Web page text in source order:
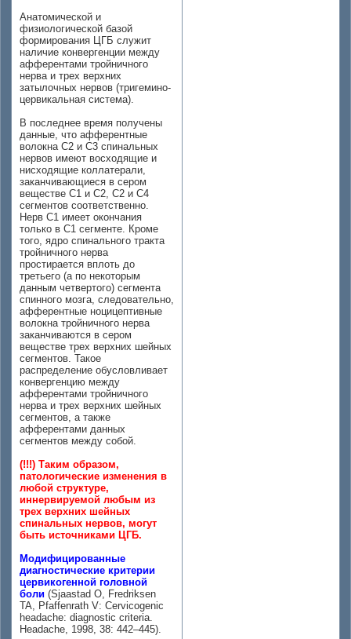
Анатомической и
физиологической базой
формирования ЦГБ служит
наличие конвергенции между
афферентами тройничного
нерва и трех верхних
затылочных нервов (тригемино-
цервикальная система).
В последнее время получены
данные, что афферентные
волокна С2 и С3 спинальных
нервов имеют восходящие и
нисходящие коллатерали,
заканчивающиеся в сером
веществе С1 и С2, С2 и С4
сегментов соответственно.
Нерв С1 имеет окончания
только в С1 сегменте. Кроме
того, ядро спинального тракта
тройничного нерва
простирается вплоть до
третьего (а по некоторым
данным четвертого) сегмента
спинного мозга, следовательно,
афферентные ноцицептивные
волокна тройничного нерва
заканчиваются в сером
веществе трех верхних шейных
сегментов. Такое
распределение обусловливает
конвергенцию между
афферентами тройничного
нерва и трех верхних шейных
сегментов, а также
афферентами данных
сегментов между собой.
(!!!) Таким образом,
патологические изменения в
любой структуре,
иннервируемой любым из
трех верхних шейных
спинальных нервов, могут
быть источниками ЦГБ.
Модифицированные
диагностические критерии
цервикогенной головной
боли (Sjaastad O, Fredriksen
TA, Pfaffenrath V: Cervicogenic
headache: diagnostic criteria.
Headache, 1998, 38: 442–445).